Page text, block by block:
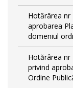
Hotărârea nr
aprobarea
domeniul
Hotărârea nr
privind
Ordine